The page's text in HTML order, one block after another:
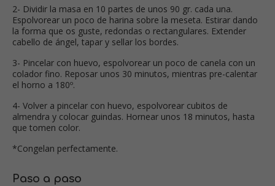
2- Dividir la masa en 10 partes de unos 90 gr. cada una.
Espolvorear un poco de harina sobre la meseta. Estirar dando
la forma que os guste, redondas o rectangulares. Extender
cabello de ángel, tapar y sellar los bordes.
3- Pincelar con huevo, espolvorear un poco de canela con un
colador fino. Reposar unos 30 minutos, mientras pre-calentar
el horno a 180º.
4- Volver a pincelar con huevo, espolvorear cubitos de
almendra y colocar guindas. Hornear unos 18 minutos, hasta
que tomen color.
*Congelan perfectamente.
Paso a paso